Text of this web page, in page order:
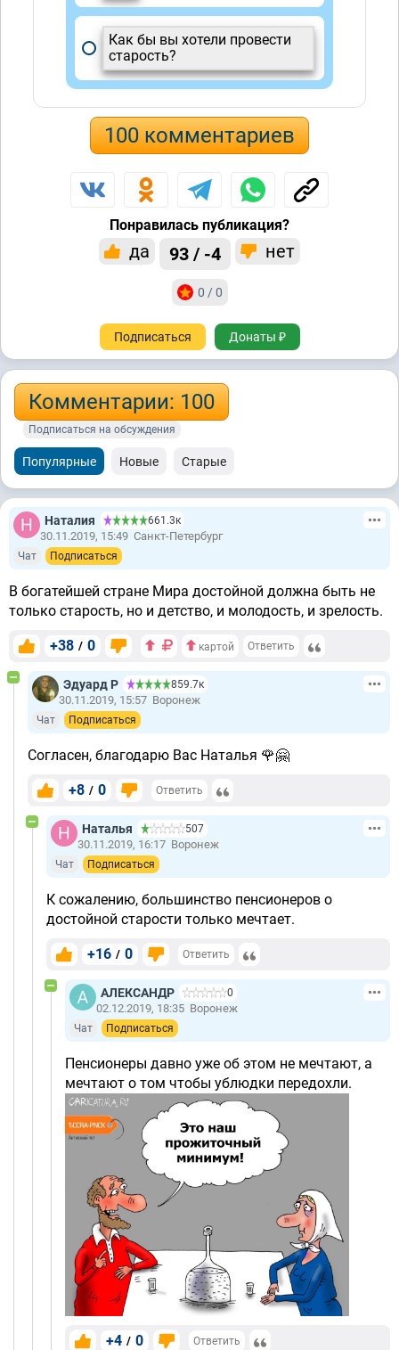
Как бы вы хотели провести
старость?
100 комментариев
Понравилась публикация?
да 93 / -4 нет
0 / 0
Подписаться Донаты ₽
Комментарии: 100
Подписаться на обсуждения
Популярные Новые Старые
Наталия 661.3к
30.11.2019, 15:49 Санкт-Петербург
Чат Подписаться
В богатейшей стране Мира достойной должна быть не
только старость, но и детство, и молодость, и зрелость.
+38 / 0 картой Ответить
Эдуард Р 859.7к
30.11.2019, 15:57 Воронеж
Чат Подписаться
Согласен, благодарю Вас Наталья 🌹🤗
+8 / 0 Ответить
Наталья 507
30.11.2019, 16:17 Воронеж
Чат Подписаться
К сожалению, большинство пенсионеров о
достойной старости только мечтает.
+16 / 0 Ответить
АЛЕКСАНДР 0
02.12.2019, 18:35 Воронеж
Чат Подписаться
Пенсионеры давно уже об этом не мечтают, а
мечтают о том чтобы ублюдки передохли.
+4 / 0 Ответить